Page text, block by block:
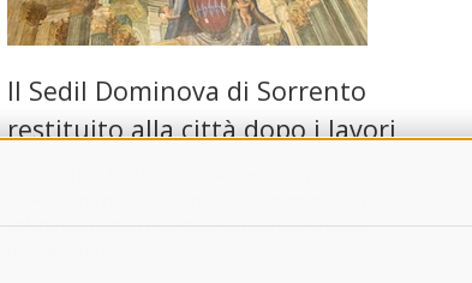
Il Sedil Dominova di Sorrento
restituito alla città dopo i lavori
splendere dopo i recenti lavori di restauro e di